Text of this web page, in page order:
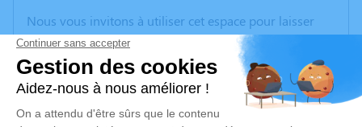
Nous vous invitons à utiliser cet espace pour laisser
vos condoléances, partager des photos souvenirs, une
anecdote ou exprimer vos pensées à travers des
poèmes ou des textes. Cet endroit est un lieu
d'expression dédié à honorer la mémoire de Robert
ALLAGUILLEMETTE.